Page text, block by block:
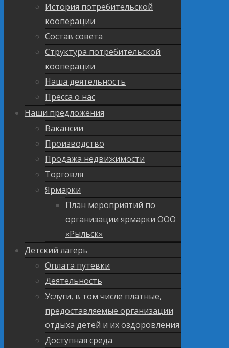
История потребительской
кооперации
Состав совета
Структура потребительской
кооперации
Наша деятельность
Пресса о нас
Наши предложения
Вакансии
Производство
Продажа недвижимости
Торговля
Ярмарки
План мероприятий по
организации ярмарки ООО
«Рыльск»
Детский лагерь
Оплата путевки
Деятельность
Услуги, в том числе платные,
предоставляемые организации
отдыха детей и их оздоровления
Доступная среда